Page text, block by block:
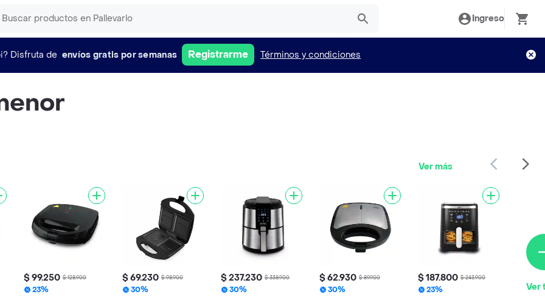
Ingreso
Disfruta de envíos gratis por semanas Registrarme Términos y condiciones
Ver más
$ 99.250 $ 128.900
23%
$ 69.230 $ 98.900
30%
$ 237.230 $ 338.900
30%
$ 62.930 $ 89.900
30%
$ 187.800 $ 243.900
23%
Ver